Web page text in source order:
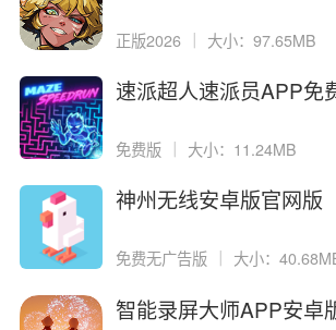
正版2026 ｜ 大小：97.65MB
速派超人速派员APP免
免费版 大小：11.24MB
神州无线安卓版官网版
免费无广告版 大小：
智能录屏大师APP安卓